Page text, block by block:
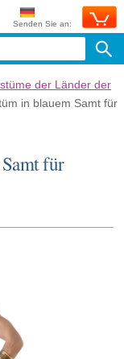
Senden Sie an:
der Länder der
in blauem Samt für
für